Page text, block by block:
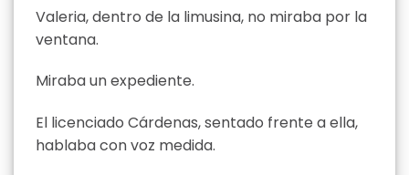
Valeria, dentro de la limusina, no miraba por la
ventana.
Miraba un expediente.
El licenciado Cárdenas, sentado frente a ella,
hablaba con voz medida.